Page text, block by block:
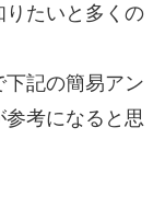
りたいと多くの
記の簡易アン
考になると思